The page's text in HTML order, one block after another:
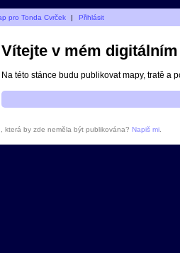
pro Tonda Cvrček | Přihlásit
Vítejte v mém
Na této stánce budu publikovat mapy, tratě a
která by zde neměla být publikována? Napiš mi.